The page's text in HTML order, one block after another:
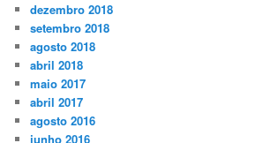
dezembro 2018
setembro 2018
agosto 2018
abril 2018
maio 2017
abril 2017
agosto 2016
junho 2016